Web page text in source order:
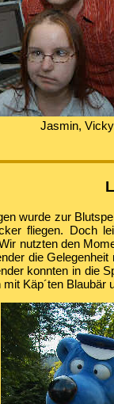
Jasmin,
wurde zur
fliegen. Doch
nutzten den
die
konnten in die
Käp´ten Blaubär